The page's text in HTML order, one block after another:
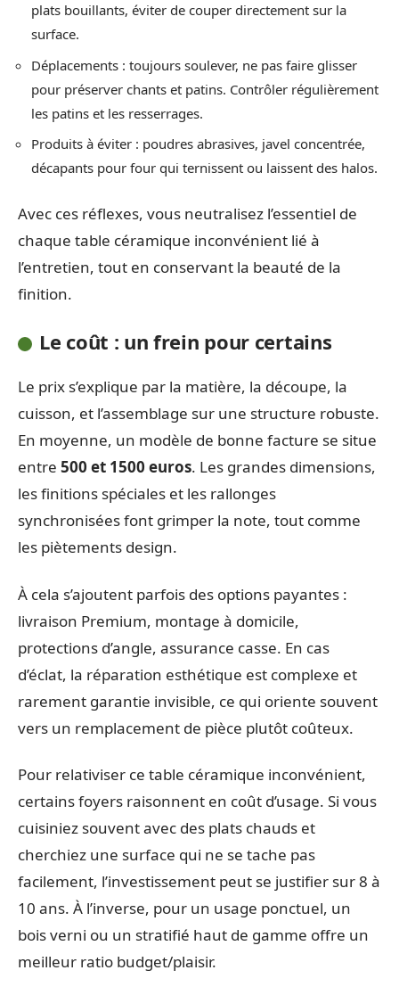
plats bouillants, éviter de couper directement sur la
surface.
Déplacements : toujours soulever, ne pas faire glisser
pour préserver chants et patins. Contrôler régulièrement
les patins et les resserrages.
Produits à éviter : poudres abrasives, javel concentrée,
décapants pour four qui ternissent ou laissent des halos.
Avec ces réflexes, vous neutralisez l’essentiel de
chaque table céramique inconvénient lié à
l’entretien, tout en conservant la beauté de la
finition.
Le coût : un frein pour certains
Le prix s’explique par la matière, la découpe, la
cuisson, et l’assemblage sur une structure robuste.
En moyenne, un modèle de bonne facture se situe
entre 500 et 1500 euros. Les grandes dimensions,
les finitions spéciales et les rallonges
synchronisées font grimper la note, tout comme
les piètements design.
À cela s’ajoutent parfois des options payantes :
livraison Premium, montage à domicile,
protections d’angle, assurance casse. En cas
d’éclat, la réparation esthétique est complexe et
rarement garantie invisible, ce qui oriente souvent
vers un remplacement de pièce plutôt coûteux.
Pour relativiser ce table céramique inconvénient,
certains foyers raisonnent en coût d’usage. Si vous
cuisiniez souvent avec des plats chauds et
cherchiez une surface qui ne se tache pas
facilement, l’investissement peut se justifier sur 8 à
10 ans. À l’inverse, pour un usage ponctuel, un
bois verni ou un stratifié haut de gamme offre un
meilleur ratio budget/plaisir.